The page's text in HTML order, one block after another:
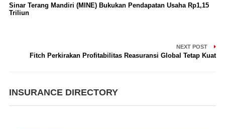
Sinar Terang Mandiri (MINE) Bukukan Pendapatan Usaha Rp1,15
Triliun
NEXT POST
Fitch Perkirakan Profitabilitas Reasuransi Global Tetap Kuat
INSURANCE DIRECTORY